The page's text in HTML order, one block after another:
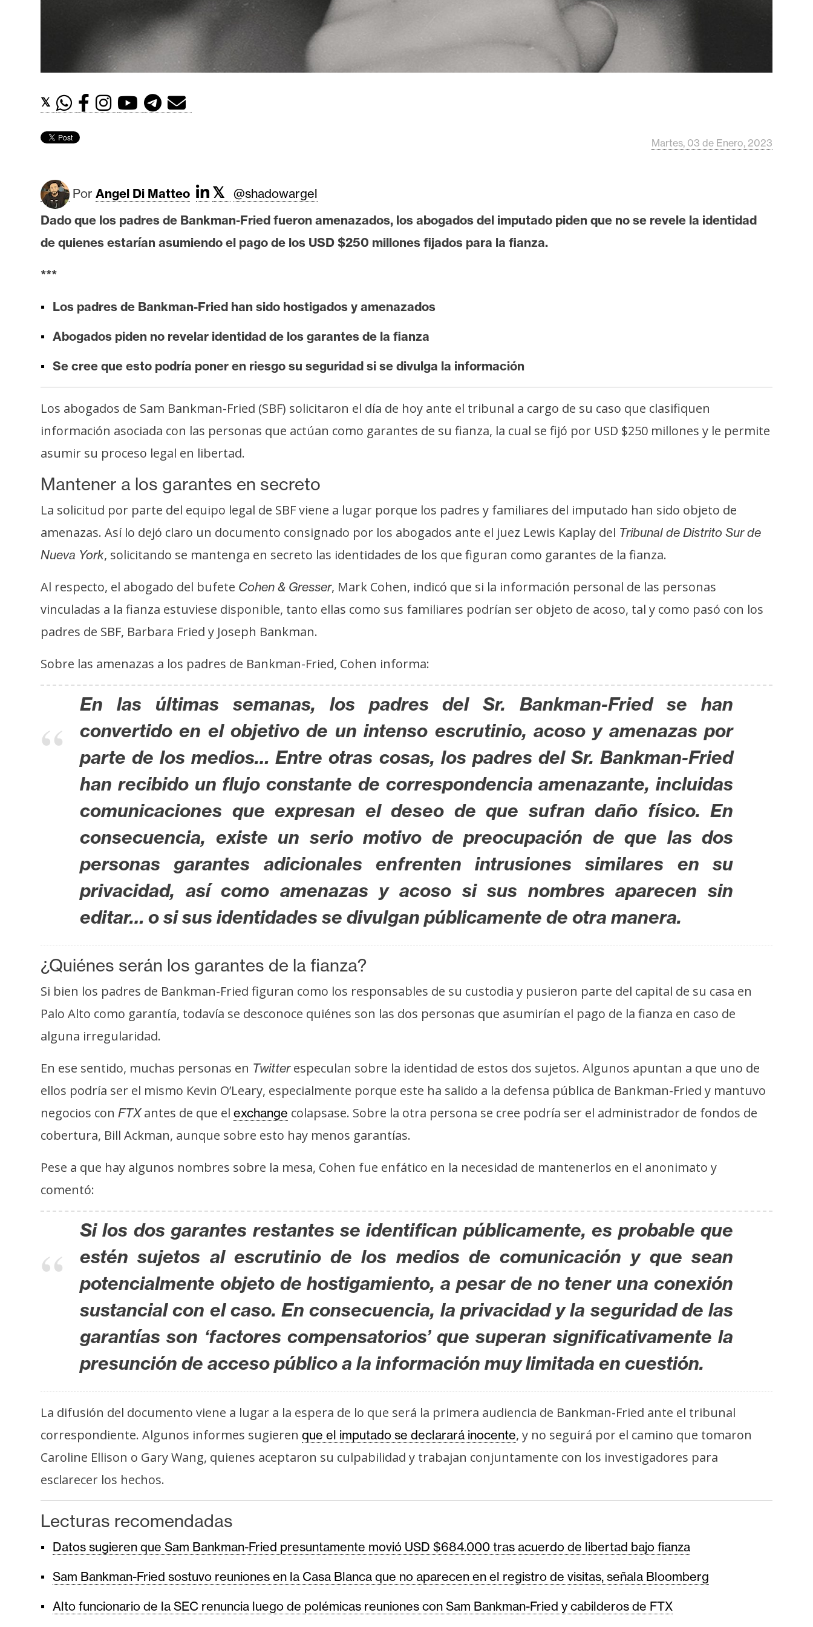
e
u
m
A
n
á
i
i
N
o
t
s
d
P
e
n
s
T
e
a
e
a
c
t
o
y
u
l
i
i
d
d
𝕏
Martes, 03 de Enero, 2023
Por Angel Di Matteo 𝕏 @shadowargel
Dado que los padres de Bankman-Fried fueron amenazados, los abogados del imputado piden que no se revele la identidad
de quienes estarían asumiendo el pago de los USD $250 millones fijados para la fianza.
***
Los padres de Bankman-Fried han sido hostigados y amenazados
Abogados piden no revelar identidad de los garantes de la fianza
Se cree que esto podría poner en riesgo su seguridad si se divulga la información
Los abogados de Sam Bankman-Fried (SBF) solicitaron el día de hoy ante el tribunal a cargo de su caso que clasifiquen
información asociada con las personas que actúan como garantes de su fianza, la cual se fijó por USD $250 millones y le permite
asumir su proceso legal en libertad.
Mantener a los garantes en secreto
La solicitud por parte del equipo legal de SBF viene a lugar porque los padres y familiares del imputado han sido objeto de
amenazas. Así lo dejó claro un documento consignado por los abogados ante el juez Lewis Kaplay del Tribunal de Distrito Sur de
Nueva York, solicitando se mantenga en secreto las identidades de los que figuran como garantes de la fianza.
Al respecto, el abogado del bufete Cohen & Gresser, Mark Cohen, indicó que si la información personal de las personas
vinculadas a la fianza estuviese disponible, tanto ellas como sus familiares podrían ser objeto de acoso, tal y como pasó con los
padres de SBF, Barbara Fried y Joseph Bankman.
Sobre las amenazas a los padres de Bankman-Fried, Cohen informa:
En las últimas semanas, los padres del Sr. Bankman-Fried se han
convertido en el objetivo de un intenso escrutinio, acoso y amenazas por
parte de los medios… Entre otras cosas, los padres del Sr. Bankman-Fried
han recibido un flujo constante de correspondencia amenazante, incluidas
comunicaciones que expresan el deseo de que sufran daño físico. En
consecuencia, existe un serio motivo de preocupación de que las dos
personas garantes adicionales enfrenten intrusiones similares en su
privacidad, así como amenazas y acoso si sus nombres aparecen sin
editar… o si sus identidades se divulgan públicamente de otra manera.
¿Quiénes serán los garantes de la fianza?
Si bien los padres de Bankman-Fried figuran como los responsables de su custodia y pusieron parte del capital de su casa en
Palo Alto como garantía, todavía se desconoce quiénes son las dos personas que asumirían el pago de la fianza en caso de
alguna irregularidad.
En ese sentido, muchas personas en Twitterespeculan sobre la identidad de estos dos sujetos. Algunos apuntan a que uno de
ellos podría ser el mismo Kevin O’Leary, especialmente porque este ha salido a la defensa pública de Bankman-Fried y mantuvo
negocios con FTXantes de que el exchange colapsase. Sobre la otra persona se cree podría ser el administrador de fondos de
cobertura, Bill Ackman, aunque sobre esto hay menos garantías.
Pese a que hay algunos nombres sobre la mesa, Cohen fue enfático en la necesidad de mantenerlos en el anonimato y
comentó:
Si los dos garantes restantes se identifican públicamente, es probable que
estén sujetos al escrutinio de los medios de comunicación y que sean
potencialmente objeto de hostigamiento, a pesar de no tener una conexión
sustancial con el caso. En consecuencia, la privacidad y la seguridad de las
garantías son ‘factores compensatorios’ que superan significativamente la
presunción de acceso público a la información muy limitada en cuestión.
La difusión del documento viene a lugar a la espera de lo que será la primera audiencia de Bankman-Fried ante el tribunal
correspondiente. Algunos informes sugieren que el imputado se declarará inocente, y no seguirá por el camino que tomaron
Caroline Ellison o Gary Wang, quienes aceptaron su culpabilidad y trabajan conjuntamente con los investigadores para
esclarecer los hechos.
Lecturas recomendadas
Datos sugieren que Sam Bankman-Fried presuntamente movió USD $684.000 tras acuerdo de libertad bajo fianza
Sam Bankman-Fried sostuvo reuniones en la Casa Blanca que no aparecen en el registro de visitas, señala Bloomberg
Alto funcionario de la SEC renuncia luego de polémicas reuniones con Sam Bankman-Fried y cabilderos de FTX